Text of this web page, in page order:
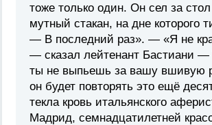
тоже только один. Он сел за
мутный стакан, на дне которого
— В последний раз». — «Я не
— сказал лейтенант Бастиани
ты не выпьешь за вашу вшивую
он будет повторять это ещё
текла кровь итальянского
Мадрид, семнадцатилетней